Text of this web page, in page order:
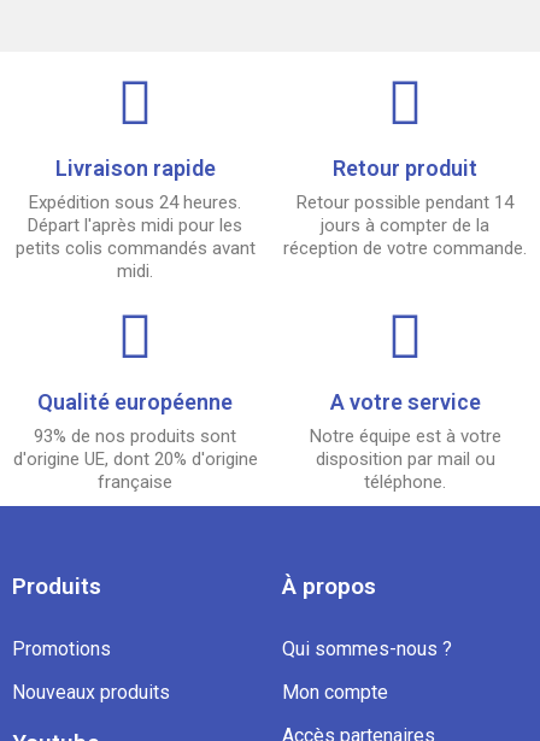
Livraison rapide
Expédition sous 24 heures.
Départ l'après midi pour les
petits colis commandés avant
midi.
Retour produit
Retour possible pendant 14
jours à compter de la
réception de votre commande.
Qualité européenne
93% de nos produits sont
d'origine UE, dont 20% d'origine
française
A votre service
Notre équipe est à votre
disposition par mail ou
téléphone.
Produits
Promotions
Nouveaux produits
À propos
Qui sommes-nous ?
Mon compte
Accès partenaires